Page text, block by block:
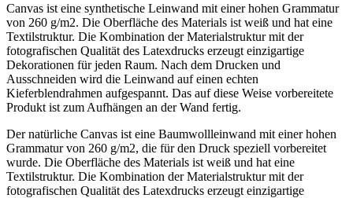
Canvas ist eine synthetische Leinwand mit einer hohen Grammatur
von 260 g/m2. Die Oberfläche des Materials ist weiß und hat eine
Textilstruktur. Die Kombination der Materialstruktur mit der
fotografischen Qualität des Latexdrucks erzeugt einzigartige
Dekorationen für jeden Raum. Nach dem Drucken und
Ausschneiden wird die Leinwand auf einen echten
Kieferblendrahmen aufgespannt. Das auf diese Weise vorbereitete
Produkt ist zum Aufhängen an der Wand fertig.
Der natürliche Canvas ist eine Baumwollleinwand mit einer hohen
Grammatur von 260 g/m2, die für den Druck speziell vorbereitet
wurde. Die Oberfläche des Materials ist weiß und hat eine
Textilstruktur. Die Kombination der Materialstruktur mit der
fotografischen Qualität des Latexdrucks erzeugt einzigartige